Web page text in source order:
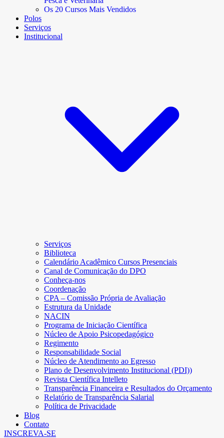
Os 20 Cursos Mais Vendidos
Polos
Serviços
Institucional
Serviços
Biblioteca
Calendário Acadêmico Cursos Presenciais
Canal de Comunicação do DPO
Conheça-nos
Coordenação
CPA – Comissão Própria de Avaliação
Estrutura da Unidade
NACIN
Programa de Iniciação Científica
Núcleo de Apoio Psicopedagógico
Regimento
Responsabilidade Social
Núcleo de Atendimento ao Egresso
Plano de Desenvolvimento Institucional (PDI))
Revista Científica Intelleto
Transparência Financeira e Resultados do Orçamento
Relatório de Transparência Salarial
Política de Privacidade
Blog
Contato
INSCREVA-SE